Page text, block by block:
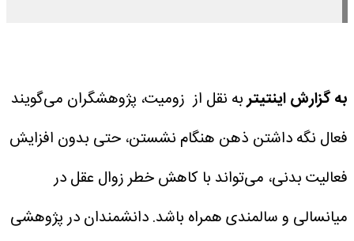
به گزارش اینتیتربه نقل از زومیت، پژوهشگران می‌گویند
فعال نگه داشتن ذهن هنگام نشستن، حتی بدون افزایش
فعالیت بدنی، می‌تواند با کاهش خطر زوال عقل در
میانسالی و سالمندی همراه باشد.دانشمندان در پژوهشی